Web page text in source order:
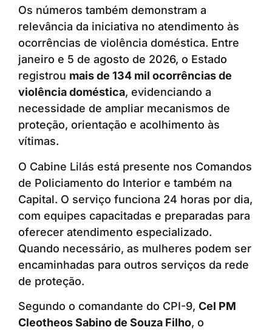
Os números também demonstram a
relevância da iniciativa no atendimento às
ocorrências de violência doméstica. Entre
janeiro e 5 de agosto de 2026, o Estado
registrou mais de 134 mil ocorrências de
violência doméstica, evidenciando a
necessidade de ampliar mecanismos de
proteção, orientação e acolhimento às
vítimas.
O Cabine Lilás está presente nos Comandos
de Policiamento do Interior e também na
Capital. O serviço funciona 24 horas por dia,
com equipes capacitadas e preparadas para
oferecer atendimento especializado.
Quando necessário, as mulheres podem ser
encaminhadas para outros serviços da rede
de proteção.
Segundo o comandante do CPI-9, Cel PM
Cleotheos Sabino de Souza Filho, o